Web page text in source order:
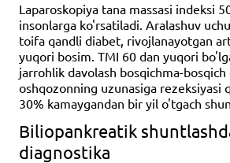
Laparoskopiya tana massasi indeksi
insonlarga ko'rsatiladi. Aralashuv
toifa qandli diabet, rivojlanayotgan
yuqori bosim. TMI 60 dan yuqori
jarrohlik davolash bosqichma-
oshqozonning uzunasiga rezeksiyasi
30% kamaygandan bir yil o'tgach
Biliopankreatik
diagnostika